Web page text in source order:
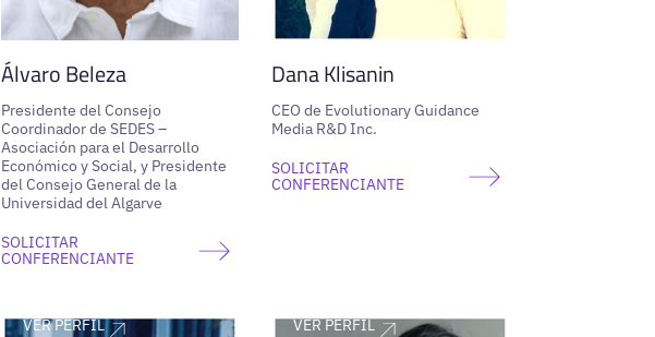
Álvaro Beleza
Presidente del Consejo
Coordinador de SEDES –
Asociación para el Desarrollo
Económico y Social, y Presidente
del Consejo General de la
Universidad del Algarve
SOLICITAR
CONFERENCIANTE
Dana Klisanin
CEO de Evolutionary Guidance
Media R&D Inc.
SOLICITAR
CONFERENCIANTE
VER PERFIL VER PERFIL